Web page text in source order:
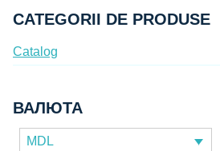
CATEGORII DE PRODUSE
Catalog
ВАЛЮТА
MDL